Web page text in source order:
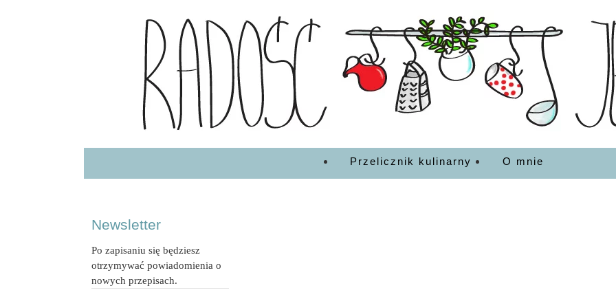
Przelicznik kulinarny O mnie
Newsletter
Po zapisaniu się będziesz
otrzymywać powiadomienia o
nowych przepisach.